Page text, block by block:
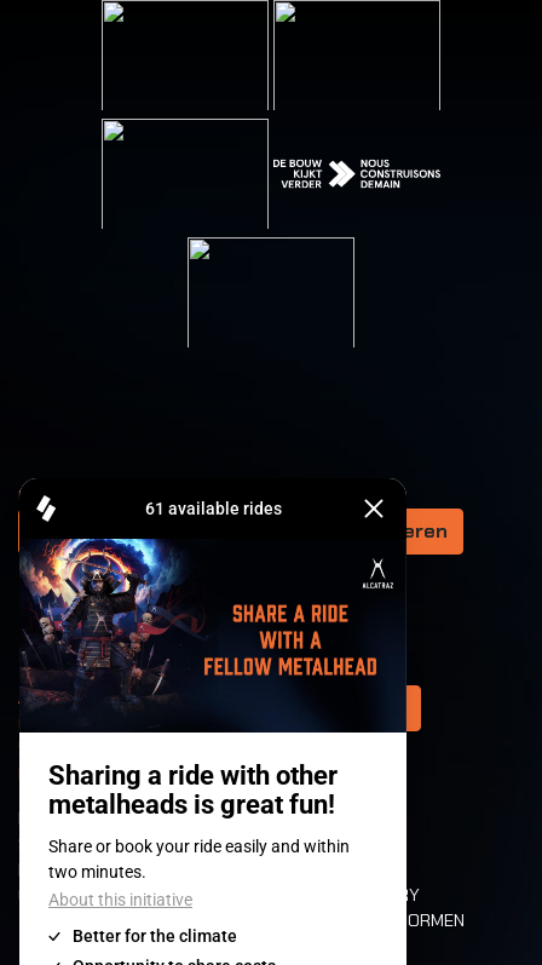
Ontvang loeihard nieuws via de nieuwsbrief
Uw email adres
Abonneren
ALCATRAZ
Open Air
5/6/7/8 augustus
Kortrijk Belgium
REFUND
SHOP
PARTNERS
CLUBSHOWS
FOTO'S
CANAL METAL
ROCKUMENTARY
WAARDEN EN NORMEN